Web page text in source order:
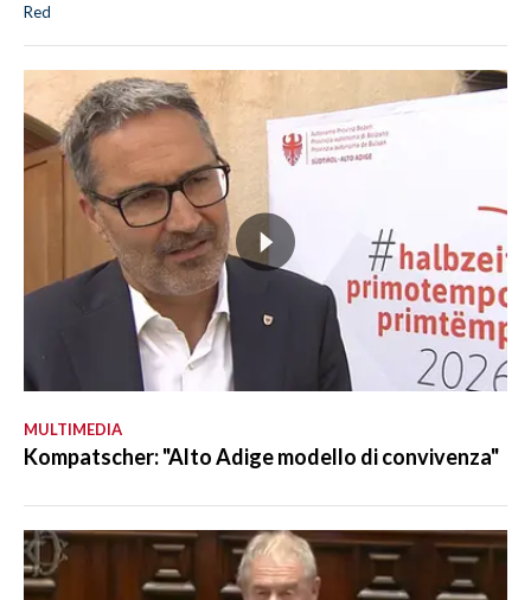
Red
MULTIMEDIA
Kompatscher: "Alto Adige modello di convivenza"